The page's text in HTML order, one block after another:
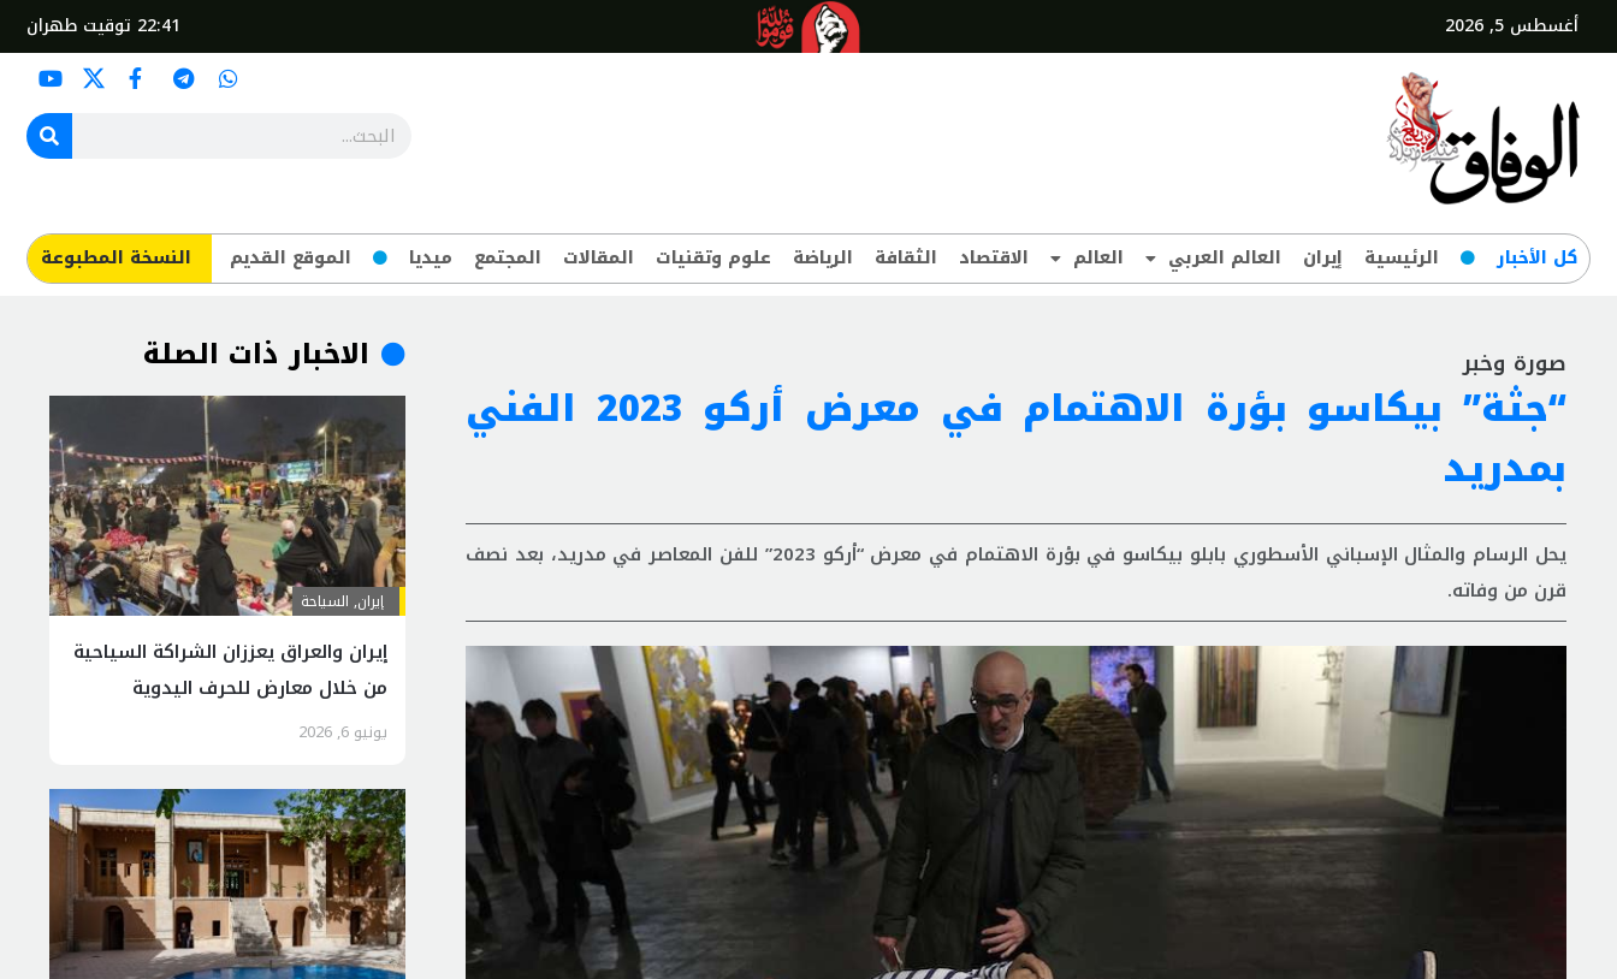
أغسطس 5, 2026 22:41 توقيت طهران
کل‌ الأخبار الرئيسية إيران العالم العربي العالم الاقتصاد الثقافة الرياضة علوم وتقنيات المقالات المجتمع ميديا الموقع القديم ​النسخة المطبوعة
صورة وخبر
“جثة” بيكاسو بؤرة الاهتمام في معرض أركو 2023 الفني
بمدريد
يحل الرسام والمثال الإسباني الأسطوري بابلو بيكاسو في بؤرة الاهتمام في معرض “أركو 2023” للفن المعاصر في مدريد، بعد نصف
قرن من وفاته.
الاخبار ذات الصلة
إيران, السياحة
إيران والعراق يعززان الشراكة السياحية
من خلال معارض للحرف اليدوية
يونيو 6, 2026